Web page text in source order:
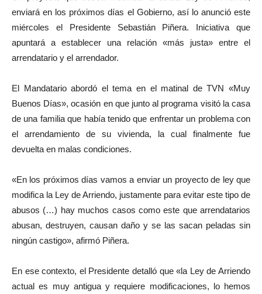
enviará en los próximos días el Gobierno, así lo anunció este
miércoles el Presidente Sebastián Piñera. Iniciativa que
apuntará a establecer una relación «más justa» entre el
arrendatario y el arrendador.
El Mandatario abordó el tema en el matinal de TVN «Muy
Buenos Días», ocasión en que junto al programa visitó la casa
de una familia que había tenido que enfrentar un problema con
el arrendamiento de su vivienda, la cual finalmente fue
devuelta en malas condiciones.
«En los próximos días vamos a enviar un proyecto de ley que
modifica la Ley de Arriendo, justamente para evitar este tipo de
abusos (…) hay muchos casos como este que arrendatarios
abusan, destruyen, causan daño y se las sacan peladas sin
ningún castigo», afirmó Piñera.
En ese contexto, el Presidente detalló que «la Ley de Arriendo
actual es muy antigua y requiere modificaciones, lo hemos